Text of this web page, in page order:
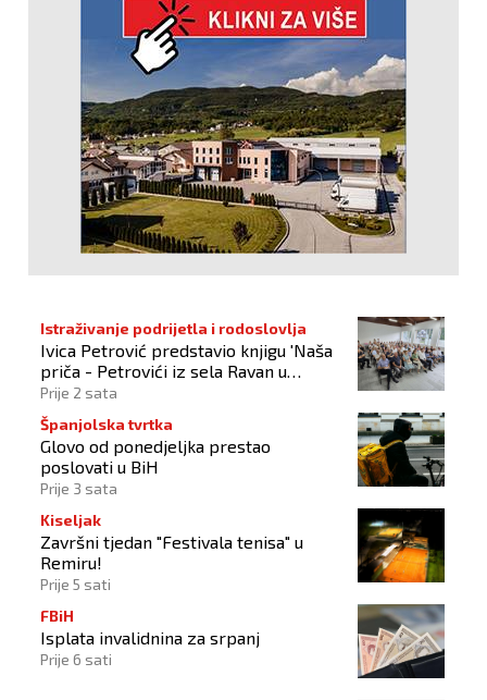
Istraživanje podrijetla i rodoslovlja
Ivica Petrović predstavio knjigu 'Naša
priča - Petrovići iz sela Ravan u
Busovači'
Prije 2 sata
Španjolska tvrtka
Glovo od ponedjeljka prestao
poslovati u BiH
Prije 3 sata
Kiseljak
Završni tjedan "Festivala tenisa" u
Remiru!
Prije 5 sati
FBiH
Isplata invalidnina za srpanj
Prije 6 sati